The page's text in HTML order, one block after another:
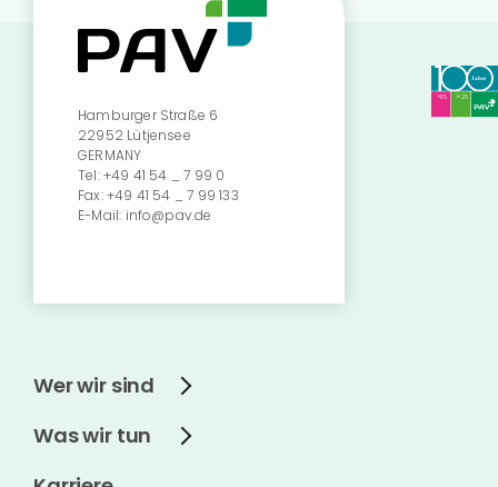
Hamburger Straße 6
22952 Lütjensee
GERMANY
Tel:+49 41 54 _ 7 99 0
Fax:+49 41 54 _ 7 99 133
E-Mail: info@pav.de
Wer wir sind
Was wir tun